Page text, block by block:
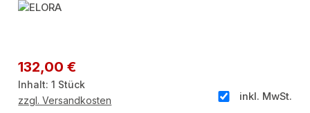
Regulärer Preis:
132,00 €
Inhalt:1 Stück
inkl. MwSt.
zzgl. Versandkosten